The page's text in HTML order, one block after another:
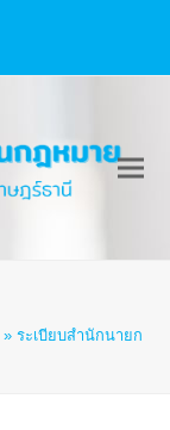
»ระเบียบสำนักนายก